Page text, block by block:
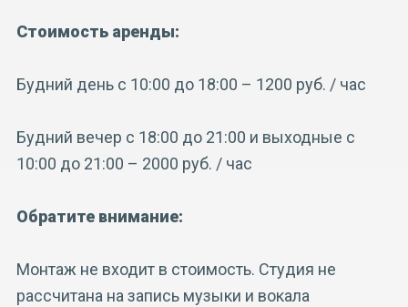
Стоимость аренды:
Будний день с 10:00 до 18:00 – 1200 руб. / час
Будний вечер с 18:00 до 21:00 и выходные с
10:00 до 21:00 – 2000 руб. / час
Обратите внимание:
Монтаж не входит в стоимость. Студия не
рассчитана на запись музыки и вокала